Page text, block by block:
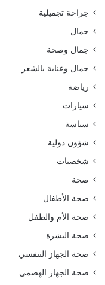
جراحة تجميلية
جمال
جمال وصحة
جمال وعناية بالشعر
رياضة
سيارات
سياسة
شؤون دولية
شخصيات
صحة
صحة الأطفال
صحة الأم والطفل
صحة البشرة
صحة الجهاز التنفسي
صحة الجهاز الهضمي